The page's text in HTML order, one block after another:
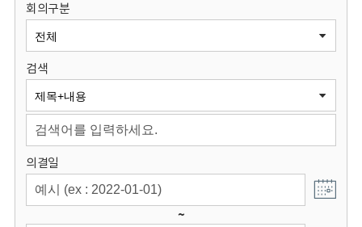
원
회
회의구분
검색
의결일
~